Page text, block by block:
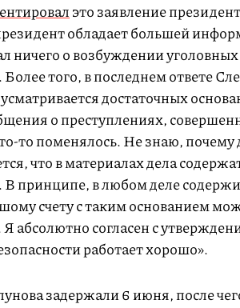
это заявление
обладает большей
ничего о возбуждении
того, в последнем ответе
достаточных
о преступлениях,
то поменялось. Не знаю, почему
что в материалах дела
В принципе, в любом деле
счету с таким основанием
абсолютно согласен с
работает хорошо».
задержали 6 июня, после